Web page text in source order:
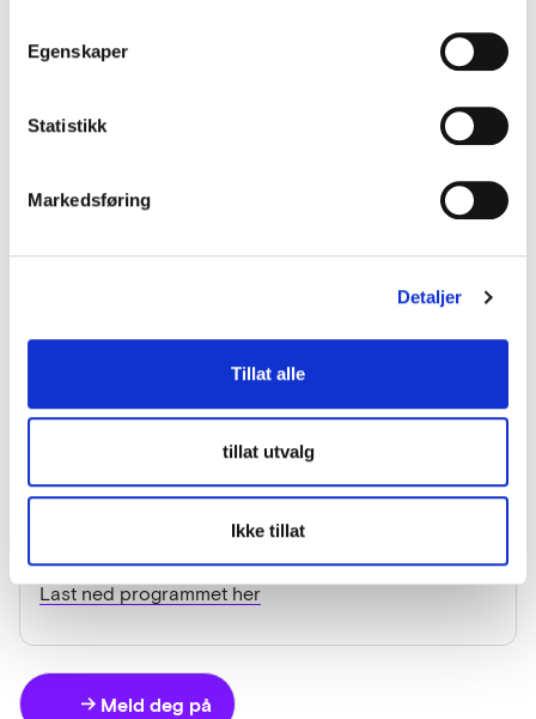
Egenskaper
Statistikk
Markedsføring
Detaljer
Tillat alle
tillat utvalg
Ikke tillat
Avec for Patentstyret
Detaljerte transportdata
fylkeskommune
Smart tilgang på bysykler
Qvisten Animation og Stargate Media for Larvik
15:00 Mingling med deltakerne på
Forskningsparken
prosjekt er blitt gjennomført og lytte
på spennende paneldebatter!
Last ned programmet her
Meld deg på